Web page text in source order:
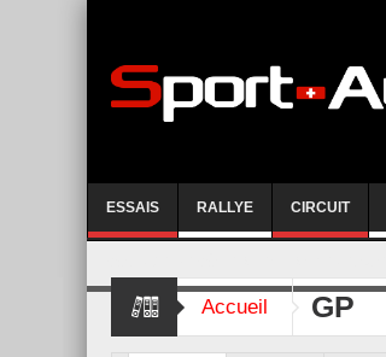
ESSAIS RALLYE CIRCUIT
Accueil GP